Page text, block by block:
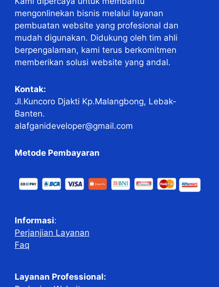
mengonlinekan bisnis melalui layanan
pembuatan website yang profesional dan
mudah digunakan. Didukung oleh tim ahli
berpengalaman, kami terus berkomitmen
memberikan solusi website yang andal.
Kontak:
Jl.Kuncoro Djakti Kp.Malangbong, Lebak-
Banten.
alafganideveloper@gmail.com
Metode Pembayaran
Informasi:
Perjanjian Layanan
Faq
Layanan Professional: